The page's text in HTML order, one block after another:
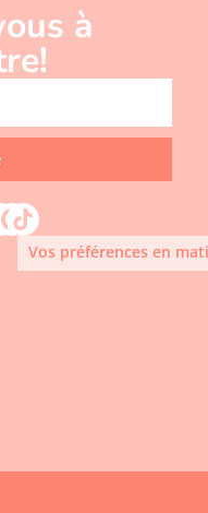
à
Vos préférences en